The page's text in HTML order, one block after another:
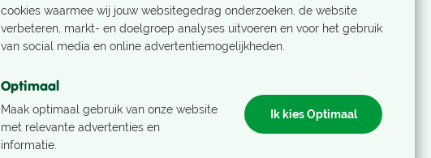
Als Nivonlid ontvang je het laatste
nieuws, ons ledenblad en boek je
cookies waarmee wij jouw websitegedrag onderzoeken, de website
verbeteren, markt- en doelgroep analyses uitvoeren en voor het gebruik
van social media en online advertentiemogelijkheden.
Optimaal
Maak optimaal gebruik van onze website
met relevante advertenties en
informatie.
Ik kies Optimaal